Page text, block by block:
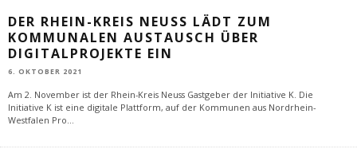
DER RHEIN-KREIS NEUSS LÄDT ZUM
KOMMUNALEN AUSTAUSCH ÜBER
DIGITALPROJEKTE EIN
6. OKTOBER 2021
Am 2. November ist der Rhein-Kreis Neuss Gastgeber der Initiative K. Die
Initiative K ist eine digitale Plattform, auf der Kommunen aus Nordrhein-
Westfalen Pro...